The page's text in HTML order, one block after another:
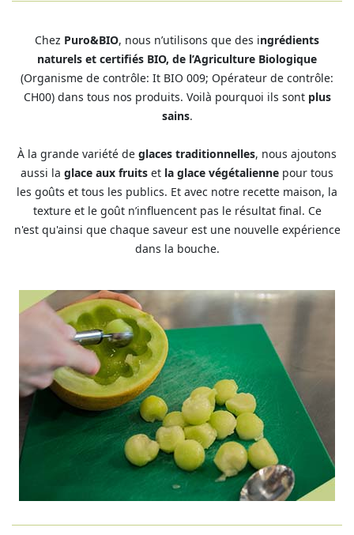
Chez Puro&BIO, nous n’utilisons que des ingrédients
naturels et certifiés BIO, de l’Agriculture Biologique
(Organisme de contrôle: It BIO 009; Opérateur de contrôle:
CH00) dans tous nos produits. Voilà pourquoi ils sont plus
sains.
À la grande variété de glaces traditionnelles, nous ajoutons
aussi la glace aux fruits et la glace végétalienne pour tous
les goûts et tous les publics. Et avec notre recette maison, la
texture et le goût n’influencent pas le résultat final. Ce
n'est qu'ainsi que chaque saveur est une nouvelle expérience
dans la bouche.